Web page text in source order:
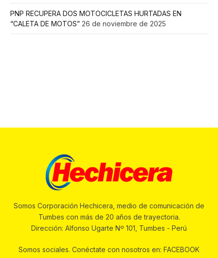
PNP RECUPERA DOS MOTOCICLETAS HURTADAS EN
“CALETA DE MOTOS” 26 de noviembre de 2025
Somos Corporación Hechicera, medio de comunicación de
Tumbes con más de 20 años de trayectoria.
Dirección: Alfonso Ugarte Nº 101, Tumbes - Perú
Somos sociales. Conéctate con nosotros en: FACEBOOK